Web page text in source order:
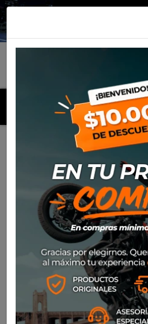
MENU
Productos Equipamiento
Pathfinder Lady